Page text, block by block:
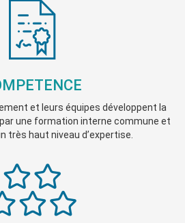
et leurs équipes développent la
une formation interne commune et
très haut niveau d’expertise.